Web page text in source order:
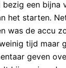
een bijna
het starten.
was de accu
tijd maar
geven